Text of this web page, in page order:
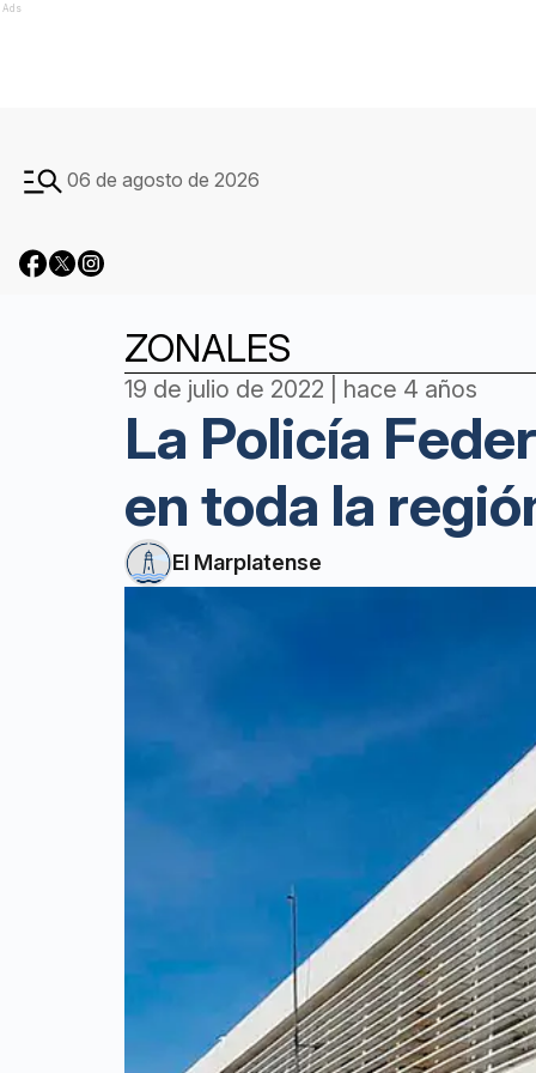
Ads
06 de agosto de 2026
ZONALES
19 de julio de 2022 | hace 4 años
La Policía
en toda la
El Marplatense